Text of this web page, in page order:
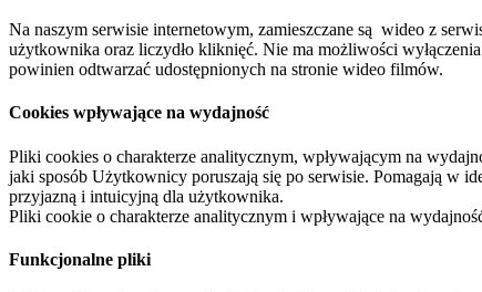
Na naszym serwisie internetowym, zamieszczane są wideo z
użytkownika oraz liczydło kliknięć. Nie ma możliwości
powinien odtwarzać udostępnionych na stronie wideo filmów.
Cookies wpływające na wydajność
Pliki cookies o charakterze analitycznym, wpływającym na
jaki sposób Użytkownicy poruszają się po serwisie. Pomagają w
przyjazną i intuicyjną dla użytkownika.
Pliki cookie o charakterze analitycznym i wpływające na
Funkcjonalne pliki